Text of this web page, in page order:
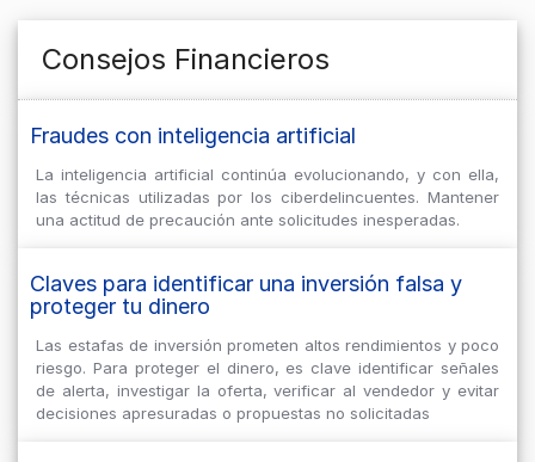
Consejos Financieros
Fraudes con inteligencia artificial
La inteligencia artificial continúa evolucionando, y con ella,
las técnicas utilizadas por los ciberdelincuentes. Mantener
una actitud de precaución ante solicitudes inesperadas.
Claves para identificar una inversión falsa y
proteger tu dinero
Las estafas de inversión prometen altos rendimientos y poco
riesgo. Para proteger el dinero, es clave identificar señales
de alerta, investigar la oferta, verificar al vendedor y evitar
decisiones apresuradas o propuestas no solicitadas